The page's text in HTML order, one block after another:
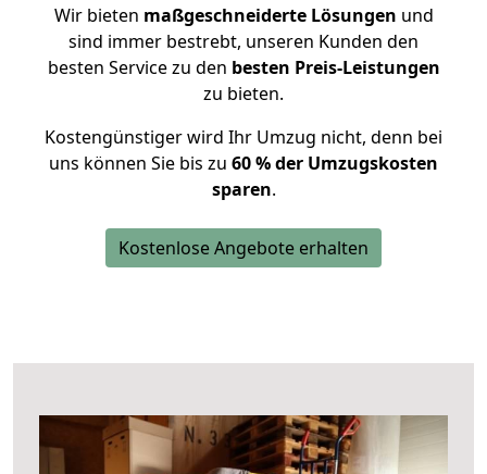
Wir bieten maßgeschneiderte Lösungen und
sind immer bestrebt, unseren Kunden den
besten Service zu den besten Preis-Leistungen
zu bieten.
Kostengünstiger wird Ihr Umzug nicht, denn bei
uns können Sie bis zu 60 % der Umzugskosten
sparen.
Kostenlose Angebote erhalten